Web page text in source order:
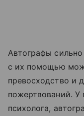
Автографы
с их помощью
превосходство и
пожертвований. У
психолога,